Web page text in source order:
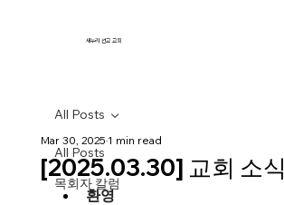
새누리 선교 교회
All Posts
목회자 칼럼
All Posts
[2025.03.30] 교회 소식
Mar 30, 20251 min read
환영